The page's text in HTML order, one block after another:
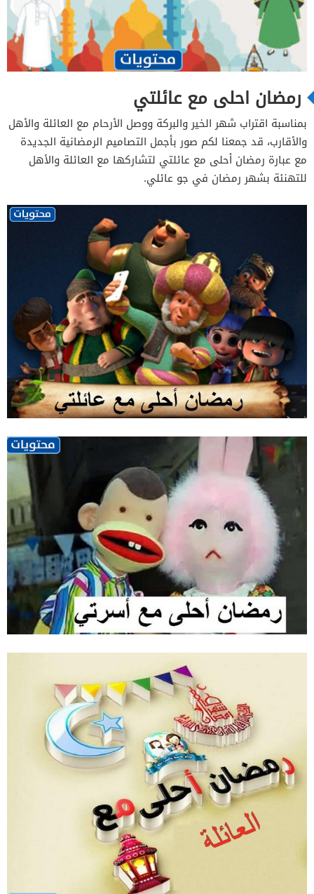
رمضان احلى مع عائلتي
بمناسبة اقتراب شهر الخير والبركة ووصل الأرحام مع العائلة والأهل
والأقارب، قد جمعنا لكم صور بأجمل التصاميم الرمضانية الجديدة
مع عبارة رمضان أحلى مع عائلتي لتشاركها مع العائلة والأهل
للتهنئة بشهر رمضان في جو عائلي.